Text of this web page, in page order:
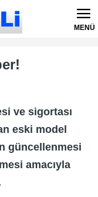
MENÜ
ve sigortası
eski model
güncellenmesi
amacıyla